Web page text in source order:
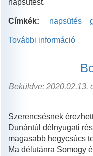
napsütést.
Címkék: napsütés
További információ
Beküldve: 2020.02.13.
Szerencsésnek
Dunántúl délnyugati
magasabb hegycsúcs
Ma délutánra Somogy